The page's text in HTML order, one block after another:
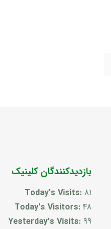
بازدیدکنندگان کلینیک
Today's Visits: 81
Today's Visitors: 48
Yesterday's Visits: 99